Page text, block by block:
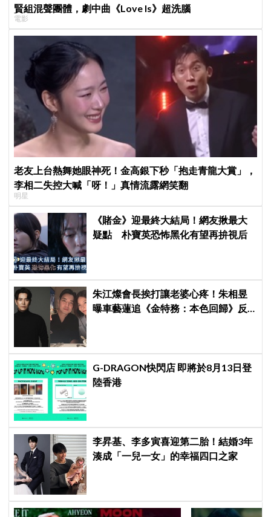
賢組混聲團體，劇中曲《Love Is》超洗腦
電影
老友上台熱舞她眼神死！金高銀下秒「抱走青龍大賞」，
李相二失控大喊「呀！」真情流露網笑翻
明星
《賭金》迎最終大結局！網友揪最大
疑點 朴寶英恐怖黑化有望再拚視后
朱江燦會長挨打讓老婆心疼！朱相昱
曝車藝蓮追《金特務：本色回歸》反
G-DRAGON快閃店 即將於8月13日登
陸香港
李昇基、李多寅喜迎第二胎！結婚3年
湊成「一兒一女」的幸福四口之家